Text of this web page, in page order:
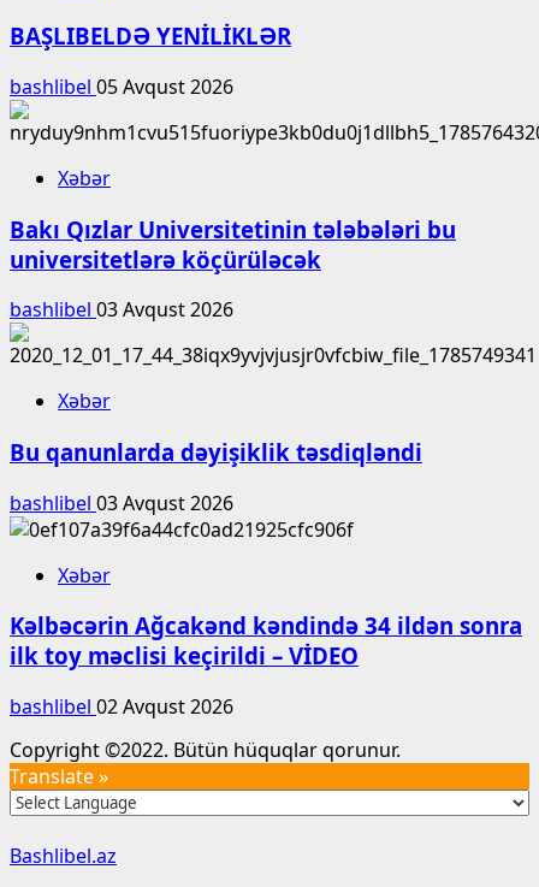
BAŞLIBELDƏ YENİLİKLƏR
bashlibel 05 Avqust 2026
Xəbər
Bakı Qızlar Universitetinin tələbələri bu
universitetlərə köçürüləcək
bashlibel 03 Avqust 2026
Xəbər
Bu qanunlarda dəyişiklik təsdiqləndi
bashlibel 03 Avqust 2026
Xəbər
Kəlbəcərin Ağcakənd kəndində 34 ildən sonra
ilk toy məclisi keçirildi – VİDEO
bashlibel 02 Avqust 2026
Copyright ©2022. Bütün hüquqlar qorunur.
Translate »
Bashlibel.az